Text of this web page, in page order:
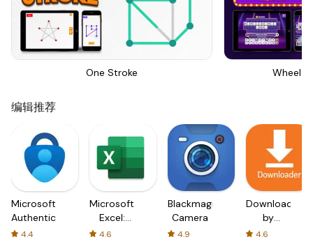
One Stroke Wheel
编辑推荐
Microsoft
Authenticator
4.4
Microsoft
Excel:
Spreadsheets
4.6
Blackmagic
Camera
4.9
Downloader
by
AFTVnews
4.6